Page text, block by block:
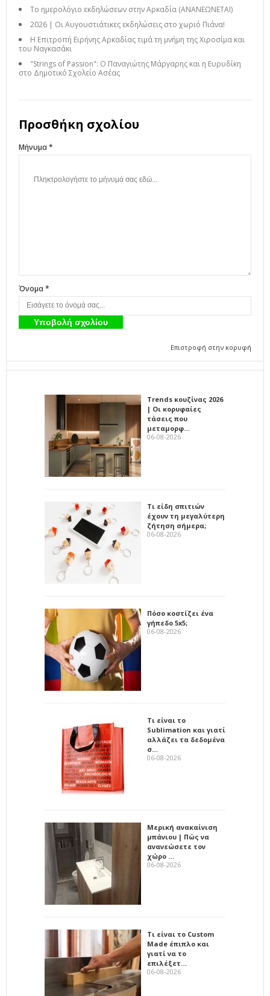
Το ημερολόγιο εκδηλώσεων στην Αρκαδία (ΑΝΑΝΕΩΝΕΤΑΙ)
2026 | Οι Αυγουστιάτικες εκδηλώσεις στο χωριό Πιάνα!
Η Επιτροπή Ειρήνης Αρκαδίας τιμά τη μνήμη της Χιροσίμα και
του Ναγκασάκι
"Strings of Passion": Ο Παναγιώτης Μάργαρης και η Ευρυδίκη
στο Δημοτικό Σχολείο Ασέας
Προσθήκη σχολίου
Μήνυμα *
Όνομα *
Επιστροφή στην κορυφή
Trends κουζίνας 2026
| Οι κορυφαίες
τάσεις που
μεταμορφ…
06-08-2026
Τι είδη σπιτιών
έχουν τη μεγαλύτερη
ζήτηση σήμερα;
06-08-2026
Πόσο κοστίζει ένα
γήπεδο 5x5;
06-08-2026
Τι είναι το
Sublimation και γιατί
αλλάζει τα δεδομένα
σ…
06-08-2026
Μερική ανακαίνιση
μπάνιου | Πώς να
ανανεώσετε τον
χώρο …
06-08-2026
Τι είναι το Custom
Made έπιπλο και
γιατί να το
επιλέξετ…
06-08-2026